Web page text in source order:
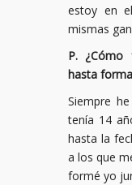
estoy en
mismas
P.
hasta
Siempre
tenía 14
hasta la
a los que
formé yo